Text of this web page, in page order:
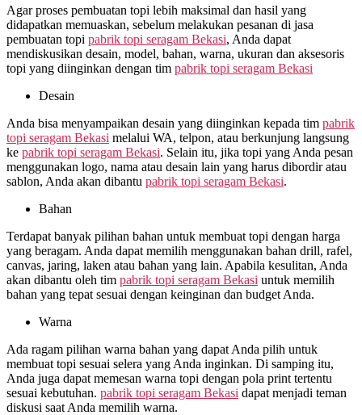
Agar proses pembuatan topi lebih maksimal dan hasil yang
didapatkan memuaskan, sebelum melakukan pesanan di jasa
pembuatan topi pabrik topi seragam Bekasi, Anda dapat
mendiskusikan desain, model, bahan, warna, ukuran dan aksesoris
topi yang diinginkan dengan tim pabrik topi seragam Bekasi
Desain
Anda bisa menyampaikan desain yang diinginkan kepada tim pabrik
topi seragam Bekasi melalui WA, telpon, atau berkunjung langsung
ke pabrik topi seragam Bekasi. Selain itu, jika topi yang Anda pesan
menggunakan logo, nama atau desain lain yang harus dibordir atau
sablon, Anda akan dibantu pabrik topi seragam Bekasi.
Bahan
Terdapat banyak pilihan bahan untuk membuat topi dengan harga
yang beragam. Anda dapat memilih menggunakan bahan drill, rafel,
canvas, jaring, laken atau bahan yang lain. Apabila kesulitan, Anda
akan dibantu oleh tim pabrik topi seragam Bekasi untuk memilih
bahan yang tepat sesuai dengan keinginan dan budget Anda.
Warna
Ada ragam pilihan warna bahan yang dapat Anda pilih untuk
membuat topi sesuai selera yang Anda inginkan. Di samping itu,
Anda juga dapat memesan warna topi dengan pola print tertentu
sesuai kebutuhan. pabrik topi seragam Bekasi dapat menjadi teman
diskusi saat Anda memilih warna.